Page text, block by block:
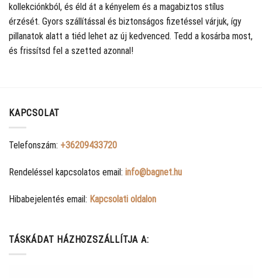
kollekciónkból, és éld át a kényelem és a magabiztos stílus
érzését. Gyors szállítással és biztonságos fizetéssel várjuk, így
pillanatok alatt a tiéd lehet az új kedvenced. Tedd a kosárba most,
és frissítsd fel a szetted azonnal!
KAPCSOLAT
Telefonszám: +36209433720
Rendeléssel kapcsolatos email: info@bagnet.hu
Hibabejelentés email: Kapcsolati oldalon
TÁSKÁDAT HÁZHOZSZÁLLÍTJA A: